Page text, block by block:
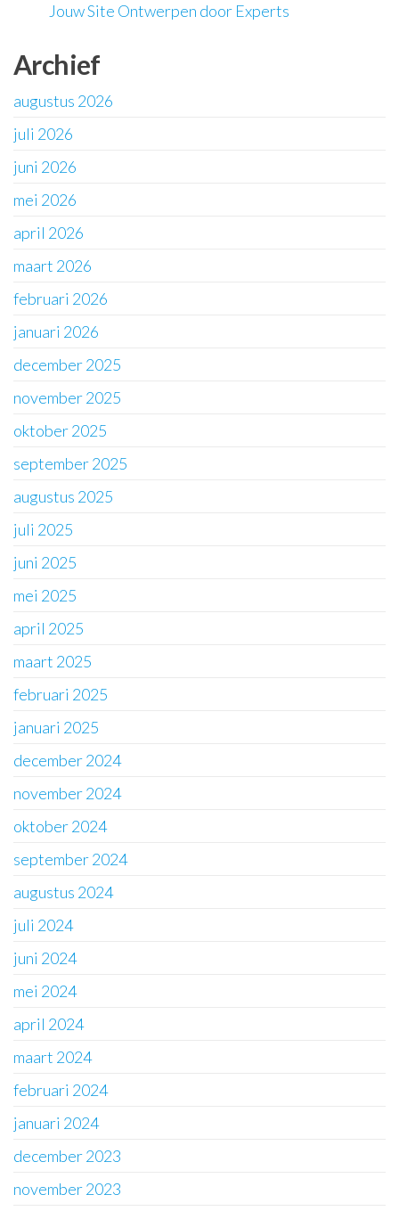
Jouw Site Ontwerpen door Experts
Archief
augustus 2026
juli 2026
juni 2026
mei 2026
april 2026
maart 2026
februari 2026
januari 2026
december 2025
november 2025
oktober 2025
september 2025
augustus 2025
juli 2025
juni 2025
mei 2025
april 2025
maart 2025
februari 2025
januari 2025
december 2024
november 2024
oktober 2024
september 2024
augustus 2024
juli 2024
juni 2024
mei 2024
april 2024
maart 2024
februari 2024
januari 2024
december 2023
november 2023